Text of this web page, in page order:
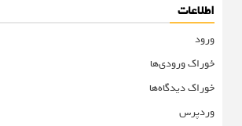
اطلاعات
ورود
خوراک ورودی‌ها
خوراک دیدگاه‌ها
وردپرس